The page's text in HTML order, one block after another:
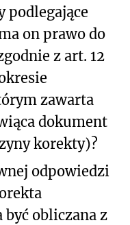
podlegające
on prawo do
z art. 12
zawarta
dokument
korekty)?
odpowiedzi
obliczana z